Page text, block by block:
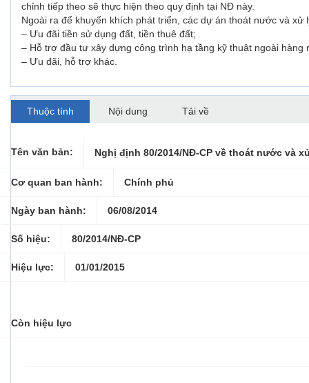
chỉnh tiếp theo sẽ thực hiện theo quy định tại NĐ này.
Ngoài ra để khuyến khích phát triển, các dự án thoát nước và
– Ưu đãi tiền sử dụng đất, tiền thuê đất;
– Hỗ trợ đầu tư xây dựng công trình hạ tầng kỹ thuật ngoài
– Ưu đãi, hỗ trợ khác.
Thuộc tính Nội dung Tải về
Tên văn bản: Nghị định 80/2014/NĐ-CP về thoát nước và
Cơ quan ban hành: Chính phủ
Ngày ban hành: 06/08/2014
Số hiệu: 80/2014/NĐ-CP
Hiệu lực: 01/01/2015
Còn hiệu lực